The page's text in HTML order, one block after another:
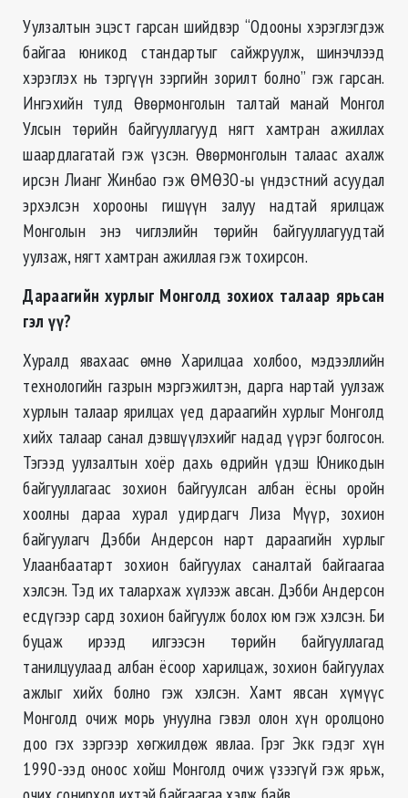
Уулзалтын эцэст гарсан шийдвэр “Одооны хэрэглэгдэж
байгаа юникод стандартыг сайжруулж, шинэчлээд
хэрэглэх нь тэргүүн зэргийн зорилт болно” гэж гарсан.
Ингэхийн тулд Өвөрмонголын талтай манай Монгол
Улсын төрийн байгууллагууд нягт хамтран ажиллах
шаардлагатай гэж үзсэн. Өвөрмонголын талаас ахалж
ирсэн Лианг Жинбао гэж ӨМӨЗО-ы үндэстний асуудал
эрхэлсэн хорооны гишүүн залуу надтай ярилцаж
Монголын энэ чиглэлийн төрийн байгууллагуудтай
уулзаж, нягт хамтран ажиллая гэж тохирсон.
Дараагийн хурлыг Монголд зохиох талаар ярьсан
гэл үү?
Хуралд явахаас өмнө Харилцаа холбоо, мэдээллийн
технологийн газрын мэргэжилтэн, дарга нартай уулзаж
хурлын талаар ярилцах үед дараагийн хурлыг Монголд
хийх талаар санал дэвшүүлэхийг надад үүрэг болгосон.
Тэгээд уулзалтын хоёр дахь өдрийн үдэш Юникодын
байгууллагаас зохион байгуулсан албан ёсны оройн
хоолны дараа хурал удирдагч Лиза Мүүр, зохион
байгуулагч Дэбби Андерсон нарт дараагийн хурлыг
Улаанбаатарт зохион байгуулах саналтай байгаагаа
хэлсэн. Тэд их талархаж хүлээж авсан. Дэбби Андерсон
есдүгээр сард зохион байгуулж болох юм гэж хэлсэн. Би
буцаж ирээд илгээсэн төрийн байгууллагад
танилцуулаад албан ёсоор харилцаж, зохион байгуулах
ажлыг хийх болно гэж хэлсэн. Хамт явсан хүмүүс
Монголд очиж морь унуулна гэвэл олон хүн оролцоно
доо гэх зэргээр хөгжилдөж явлаа. Грэг Экк гэдэг хүн
1990-ээд оноос хойш Монголд очиж үзээгүй гэж ярьж,